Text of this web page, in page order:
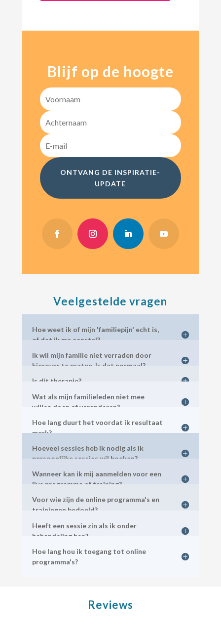
Blijf op de hoogte
ONTVANG DE INSPIRATIE-
UPDATE
Veelgestelde vragen
Hoe weet ik of mijn 'familiepijn' echt is,
of dat ik me aanstel?
Ik wil mijn familie niet verraden door
hierover te praten. Is dat normaal?
Is dit therapie?
Wat als mijn familieleden niet mee
willen doen of veranderen?
Hoe lang duurt het voordat ik resultaat
merk?
Hoeveel sessies heb ik nodig als ik
persoonlijke sessies wil boeken?
Wanneer kan ik mij aanmelden voor een
live programma of training?
Voor wie zijn de online programma's en
trainingen bedoeld?
Heeft een sessie zin als ik onder
behandeling ben?
Hoe lang hou ik toegang tot online
programma's?
Reviews